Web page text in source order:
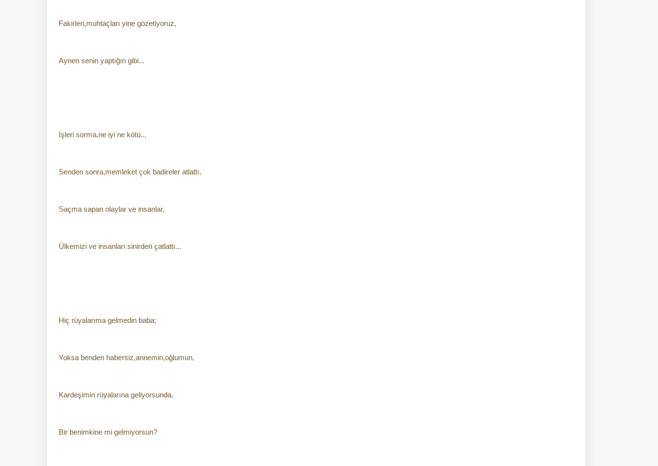
Fakirleri,muhtaçları yine gözetiyoruz,
Aynen senin yaptığın gibi...
İşleri sorma,ne iyi ne kötü...
Senden sonra,memleket çok badireler atlattı,
Saçma sapan olaylar ve insanlar,
Ülkemizi ve insanları sinirden çatlattı...
Hiç rüyalarıma gelmedin baba;
Yoksa benden habersiz,annemin,oğlumun,
Kardeşimin rüyalarına geliyorsunda,
Bir benimkine mi gelmiyorsun?